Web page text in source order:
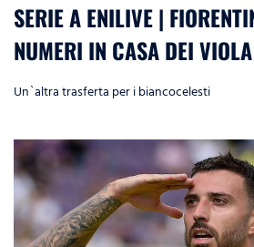
SERIE A ENILIVE |
NUMERI IN CASA DEI VIOLA
Un`altra trasferta per i biancocelesti